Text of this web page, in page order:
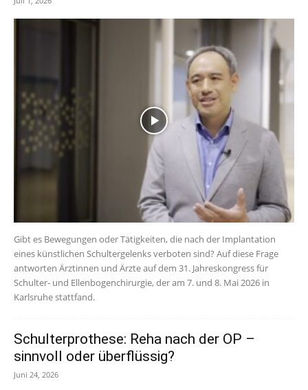
Gibt es Bewegungen oder Tätigkeiten, die nach der Implantation
eines künstlichen Schultergelenks verboten sind? Auf diese Frage
antworten Ärztinnen und Ärzte auf dem 31. Jahreskongress für
Schulter- und Ellenbogenchirurgie, der am 7. und 8. Mai 2026 in
Karlsruhe stattfand.
Schulterprothese: Reha nach der OP –
sinnvoll oder überflüssig?
Juni 24, 2026